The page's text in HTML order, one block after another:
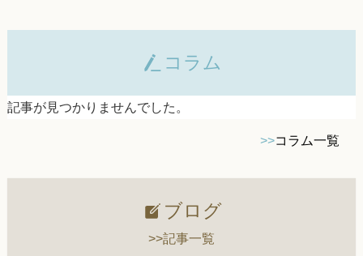
コラム
記事が見つかりませんでした。
>>コラム一覧
ブログ
>>記事一覧